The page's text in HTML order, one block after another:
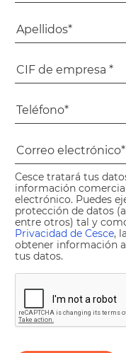
Cesce tratará tus
información
electrónico. Puedes
protección de datos
entre otros) tal y
Privacidad de Cesce,
obtener información
tus datos.